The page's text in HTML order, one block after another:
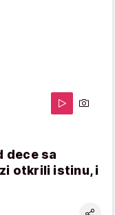
dece sa
otkrili istinu, i